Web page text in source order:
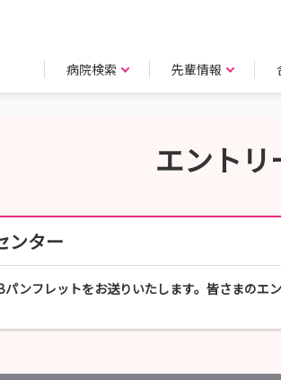
病院検索 先輩情報
エントリ
ンター
ンフレットをお送りいたします。皆さまのエ